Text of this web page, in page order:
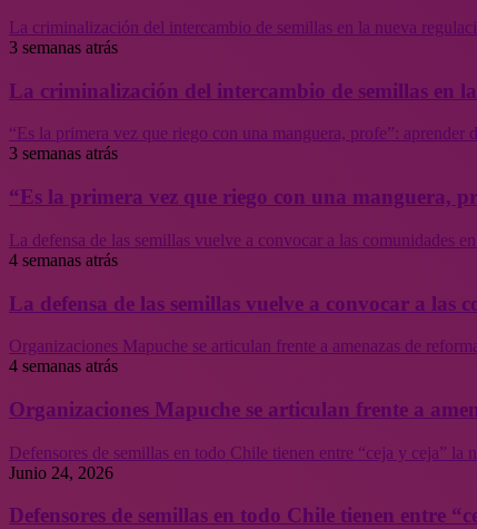
La criminalización del intercambio de semillas en la nueva
3 semanas atrás
La criminalización del intercambio de semillas en
“Es la primera vez que riego con una manguera, profe”: aprender
3 semanas atrás
“Es la primera vez que riego con una manguera,
La defensa de las semillas vuelve a convocar a las comunidades
4 semanas atrás
La defensa de las semillas vuelve a convocar a
Organizaciones Mapuche se articulan frente a amenazas de
4 semanas atrás
Organizaciones Mapuche se articulan frente a
Defensores de semillas en todo Chile tienen entre “ceja y ceja” la
Junio 24, 2026
Defensores de semillas en todo Chile tienen entre